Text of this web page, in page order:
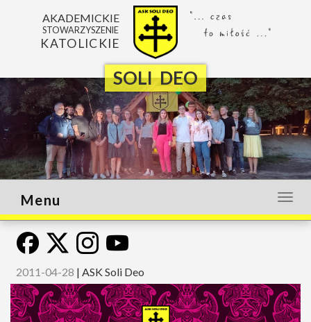
SOLI DEO
AKADEMICKIE
STOWARZYSZENIE
KATOLICKIE
lub
Menu
2011-04-28 | ASK Soli Deo